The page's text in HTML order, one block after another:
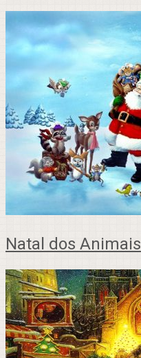
Natal dos Animais